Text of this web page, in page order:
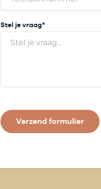
Stel je vraag*
Verzend formulier